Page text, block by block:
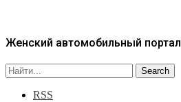
Женский автомобильный портал
RSS